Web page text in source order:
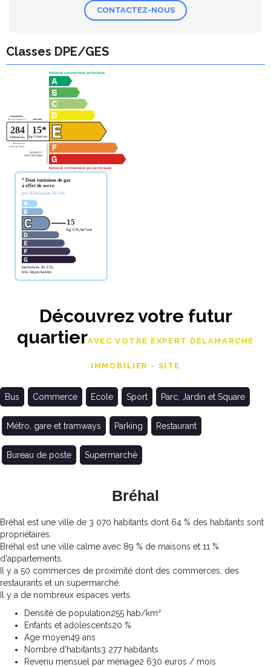
CONTACTEZ-NOUS
Classes DPE/GES
Découvrez votre futur
quartierAVEC VOTRE EXPERT DELAMARCHE
IMMOBILIER - SITE
Bus Commerce Ecole Sport Parc, Jardin et Square
Métro, gare et tramways Parking Restaurant
Bureau de poste Supermarché
Bréhal
Bréhal est une ville de 3 070 habitants dont 64 % des habitants sont
propriétaires.
Bréhal est une ville calme avec 89 % de maisons et 11 %
d'appartements.
Il y a 50 commerces de proximité dont des commerces, des
restaurants et un supermarché.
Il y a de nombreux espaces verts.
Densité de population255 hab/km²
Enfants et adolescents20 %
Age moyen49 ans
Nombre d'habitants3 277 habitants
Revenu mensuel par ménage2 630 euros / mois